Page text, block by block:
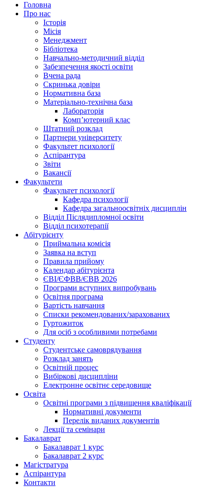
Головна
Про нас
Історія
Місія
Менеджмент
Бібліотека
Навчально-методичний відділ
Забезпечення якості освіти
Вчена рада
Скринька довіри
Нормативна база
Матеріально-технічна база
Лабораторія
Компʼютерний клас
Штатний розклад
Партнери університету
Факультет психології
Аспірантура
Звіти
Вакансії
Факультети
Факультет психології
Кафедра психології
Кафедра загальноосвітніх дисциплін
Відділ Післядипломної освіти
Відділ психотерапії
Абітурієнту
Приймальна комісія
Заявка на вступ
Правила прийому
Календар абітурієнта
ЄВІ/ЄФВВ/ЄВВ 2026
Програми вступних випробувань
Освітня програма
Вартість навчання
Списки рекомендованих/зарахованих
Гуртожиток
Для осіб з особливими потребами
Студенту
Студентське самоврядування
Розклад занять
Освітній процес
Вибіркові дисципліни
Електронне освітнє середовище
Освіта
Освітні програми з підвищення кваліфікації
Нормативні документи
Перелік виданих документів
Лекції та семінари
Бакалаврат
Бакалаврат 1 курс
Бакалаврат 2 курс
Магістратура
Аспірантура
Контакти